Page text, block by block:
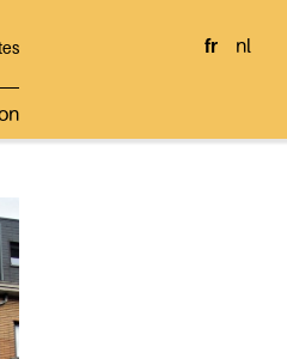
fr nl